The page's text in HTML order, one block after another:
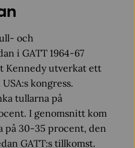
och
i GATT 1964-67
Kennedy utverkat ett
kongress.
tullarna på
I genomsnitt kom
på 30-35 procent, den
GATT:s tillkomst.